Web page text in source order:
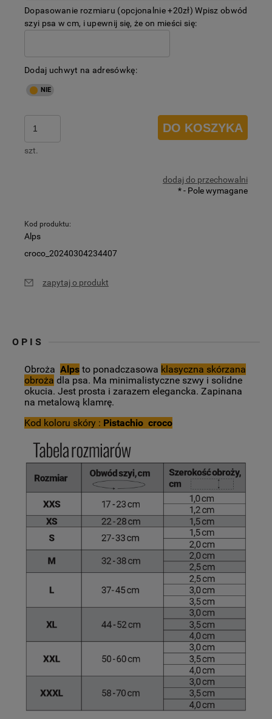
Dopasowanie rozmiaru (opcjonalnie +20zł) Wpisz obwód
szyi psa w cm, i upewnij się, że on mieści się:
Dodaj uchwyt na adresówkę:
szt.
DO KOSZYKA
dodaj do przechowalni
*- Pole wymagane
Kod produktu:
Alps
croco_20240304234407
zapytaj o produkt
OPIS
Obroża Alps to ponadczasowa klasyczna skórzana
obroża dla psa. Ma minimalistyczne szwy i solidne
okucia. Jest prosta i zarazem elegancka. Zapinana
na metalową klamrę.
Kod koloru skóry : Pistachio croco